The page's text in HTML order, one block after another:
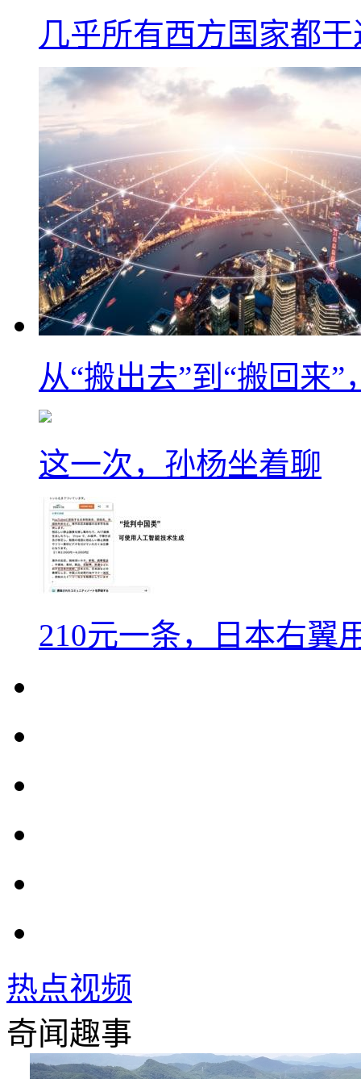
几乎所有西方国家都
从“搬出去”到“搬回来
这一次，孙杨坐着聊
210元一条，日本右翼
热点视频
奇闻趣事